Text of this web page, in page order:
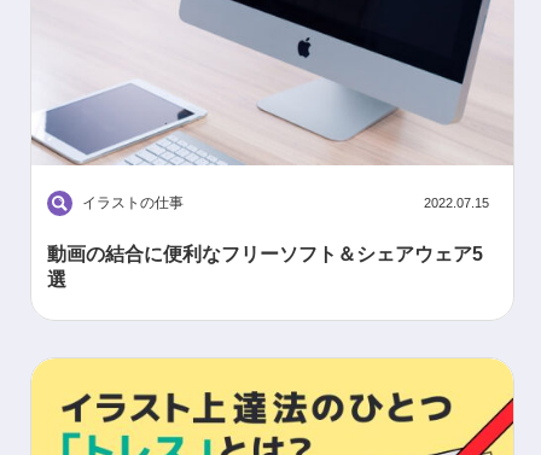
イラストの仕事 2022.07.15
動画の結合に便利なフリーソフト＆シェアウェア5
選